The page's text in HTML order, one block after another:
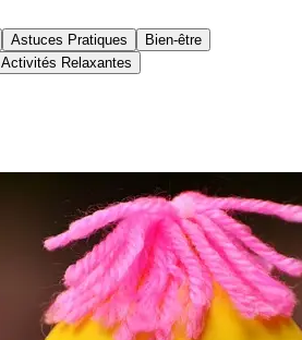
Astuces Pratiques
Bien-être
Activités Relaxantes